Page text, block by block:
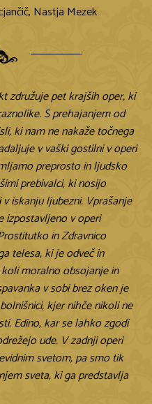
Nastja Mezek
združuje pet krajših oper, ki
S prehajanjem od
ki nam ne nakaže točnega
v vaški gostilni v operi
preprosto in ljudsko
prebivalci, ki nosijo
iskanju ljubezni. Vprašanje
izpostavljeno v operi
in Zdravnico
telesa, ki je odveč in
moralno obsojanje in
v sobi brez oken je
kjer nihče nikoli ne
Edino, kar se lahko zgodi
ude. V zadnji operi
svetom, pa smo tik
sveta, ki ga predstavlja